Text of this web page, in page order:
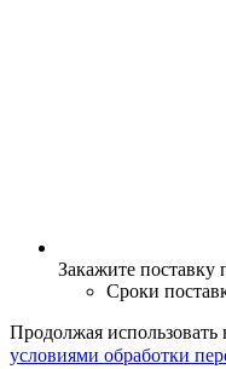
Закажите поставку
Сроки
Продолжая использовать
условиями обработки